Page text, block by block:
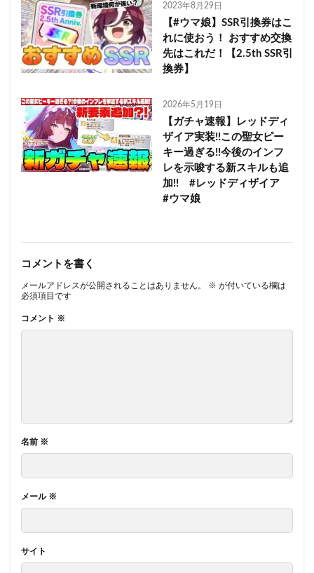
2023年8月29日
【#ウマ娘】SSR引換券はこ
れに使おう！ おすすめ交換
先はこれだ！【2.5th SSR引
換券】
2026年5月19日
【ガチャ速報】レッドディ
ザイア実装!!この聖女ピー
キー過ぎる!!今後のインフ
レを示唆する新スキルも追
加!! #レッドディザイア
#ウマ娘
コメントを書く
メールアドレスが公開されることはありません。 ※ が付いている欄は
必須項目です
コメント ※
名前 ※
メール ※
サイト